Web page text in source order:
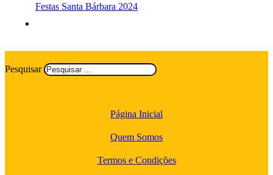
Festas Santa Bárbara 2024
Pesquisar
Página Inicial
Quem Somos
Termos e Condições